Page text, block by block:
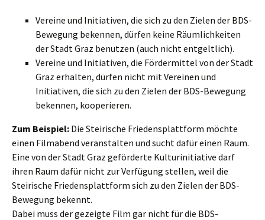
Vereine und Initiativen, die sich zu den Zielen der BDS-
Bewegung bekennen, dürfen keine Räumlichkeiten
der Stadt Graz benutzen (auch nicht entgeltlich).
Vereine und Initiativen, die Fördermittel von der Stadt
Graz erhalten, dürfen nicht mit Vereinen und
Initiativen, die sich zu den Zielen der BDS-Bewegung
bekennen, kooperieren.
Zum Beispiel: Die Steirische Friedensplattform möchte
einen Filmabend veranstalten und sucht dafür einen Raum.
Eine von der Stadt Graz geförderte Kulturinitiative darf
ihren Raum dafür nicht zur Verfügung stellen, weil die
Steirische Friedensplattform sich zu den Zielen der BDS-
Bewegung bekennt.
Dabei muss der gezeigte Film gar nicht für die BDS-